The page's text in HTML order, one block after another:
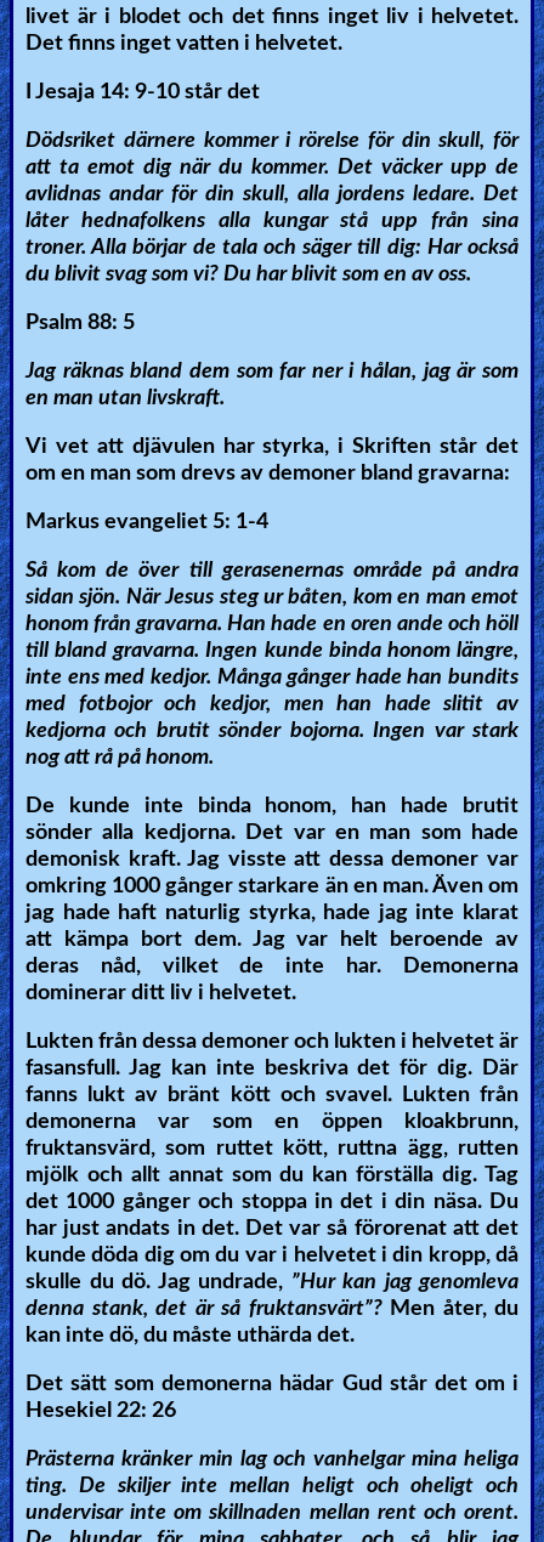
livet är i blodet och det finns inget liv i helvetet.
Det finns inget vatten i helvetet.
I Jesaja 14: 9-10 står det
Dödsriket därnere kommer i rörelse för din skull, för
att ta emot dig när du kommer. Det väcker upp de
avlidnas andar för din skull, alla jordens ledare. Det
låter hednafolkens alla kungar stå upp från sina
troner. Alla börjar de tala och säger till dig: Har också
du blivit svag som vi? Du har blivit som en av oss.
Psalm 88: 5
Jag räknas bland dem som far ner i hålan, jag är som
en man utan livskraft.
Vi vet att djävulen har styrka, i Skriften står det
om en man som drevs av demoner bland gravarna:
Markus evangeliet 5: 1-4
Så kom de över till gerasenernas område på andra
sidan sjön. När Jesus steg ur båten, kom en man emot
honom från gravarna. Han hade en oren ande och höll
till bland gravarna. Ingen kunde binda honom längre,
inte ens med kedjor. Många gånger hade han bundits
med fotbojor och kedjor, men han hade slitit av
kedjorna och brutit sönder bojorna. Ingen var stark
nog att rå på honom.
De kunde inte binda honom, han hade brutit
sönder alla kedjorna. Det var en man som hade
demonisk kraft. Jag visste att dessa demoner var
omkring 1000 gånger starkare än en man. Även om
jag hade haft naturlig styrka, hade jag inte klarat
att kämpa bort dem. Jag var helt beroende av
deras nåd, vilket de inte har. Demonerna
dominerar ditt liv i helvetet.
Lukten från dessa demoner och lukten i helvetet är
fasansfull. Jag kan inte beskriva det för dig. Där
fanns lukt av bränt kött och svavel. Lukten från
demonerna var som en öppen kloakbrunn,
fruktansvärd, som ruttet kött, ruttna ägg, rutten
mjölk och allt annat som du kan förställa dig. Tag
det 1000 gånger och stoppa in det i din näsa. Du
har just andats in det. Det var så förorenat att det
kunde döda dig om du var i helvetet i din kropp, då
skulle du dö. Jag undrade, ”Hur kan jag genomleva
denna stank, det är så fruktansvärt”? Men åter, du
kan inte dö, du måste uthärda det.
Det sätt som demonerna hädar Gud står det om i
Hesekiel 22: 26
Prästerna kränker min lag och vanhelgar mina heliga
ting. De skiljer inte mellan heligt och oheligt och
undervisar inte om skillnaden mellan rent och orent.